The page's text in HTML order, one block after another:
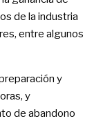
de la industria
entre algunos
y
y
de abandono